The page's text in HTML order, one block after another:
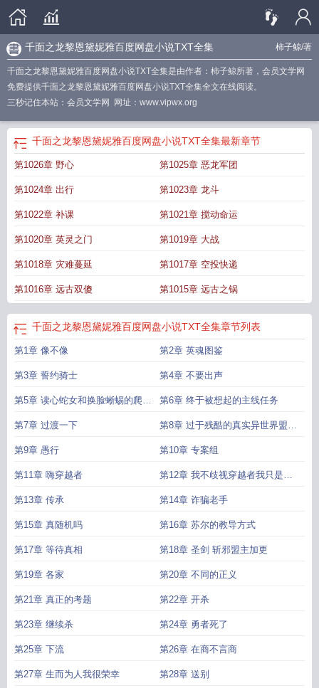
柿子鲸/著
千面之龙黎恩黛妮雅百度网盘小说TXT全集
千面之龙黎恩黛妮雅百度网盘小说TXT全集是由作者：柿子鲸所著，会员文学网
免费提供千面之龙黎恩黛妮雅百度网盘小说TXT全集全文在线阅读。
三秒记住本站：会员文学网 网址：www.vipwx.org
千面之龙黎恩黛妮雅百度网盘小说TXT全集最新章节
第1026章 野心 第1025章 恶龙军团
第1024章 出行 第1023章 龙斗
第1022章 补课 第1021章 搅动命运
第1020章 英灵之门 第1019章 大战
第1018章 灾难蔓延 第1017章 空投快递
第1016章 远古双傻 第1015章 远古之锅
千面之龙黎恩黛妮雅百度网盘小说TXT全集章节列表
第1章 像不像 第2章 英魂图鉴
第3章 誓约骑士 第4章 不要出声
第5章 读心蛇女和换脸蜥蜴的爬虫
类婚约
第6章 终于被想起的主线任务
第7章 过渡一下 第8章 过于残酷的真实异世界盟主
加更
第9章 愚行 第10章 专案组
第11章 嗨穿越者 第12章 我不歧视穿越者我只是讨
厌李恩肃
第13章 传承 第14章 诈骗老手
第15章 真随机吗 第16章 苏尔的教导方式
第17章 等待真相 第18章 圣剑 斩邪盟主加更
第19章 各家 第20章 不同的正义
第21章 真正的考题 第22章 开杀
第23章 继续杀 第24章 勇者死了
第25章 下流 第26章 在商不言商
第27章 生而为人我很荣幸 第28章 送别